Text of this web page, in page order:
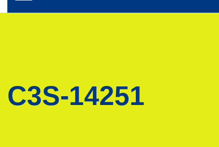
C3S-14251